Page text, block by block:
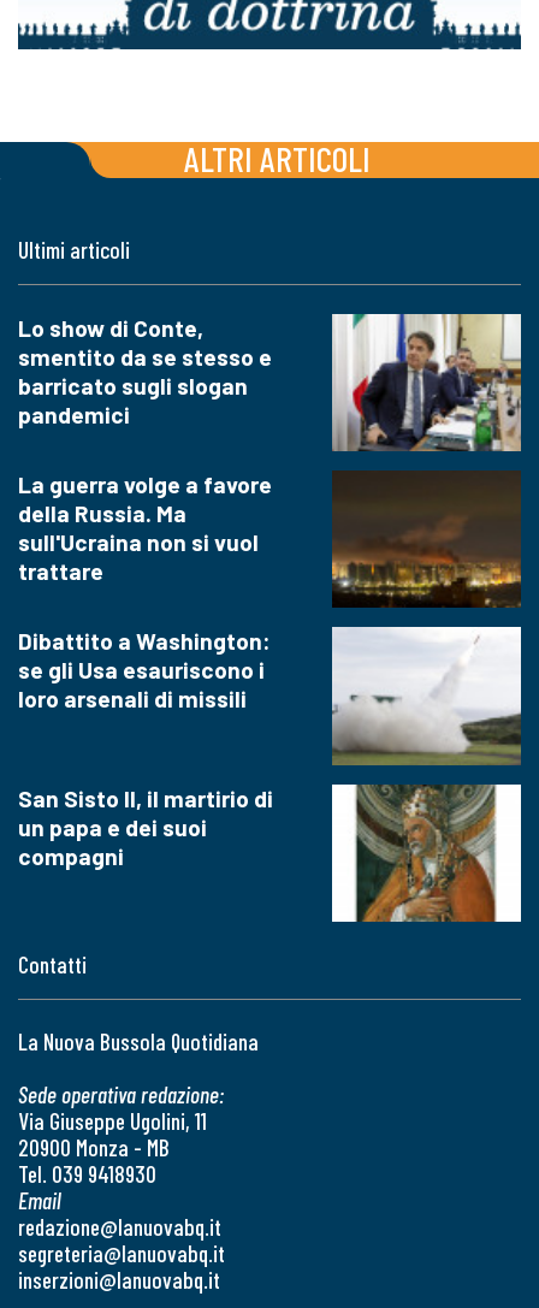
ALTRI ARTICOLI
Contatti
La Nuova Bussola Quotidiana
Sede operativa redazione:
Via Giuseppe Ugolini, 11
20900 Monza - MB
Tel. 039 9418930
Email
redazione@lanuovabq.it
segreteria@lanuovabq.it
inserzioni@lanuovabq.it
Ultimi articoli
Lo show di Conte,
smentito da se stesso e
barricato sugli slogan
pandemici
La guerra volge a favore
della Russia. Ma
sull'Ucraina non si vuol
trattare
Dibattito a Washington:
se gli Usa esauriscono i
loro arsenali di missili
San Sisto II, il martirio di
un papa e dei suoi
compagni